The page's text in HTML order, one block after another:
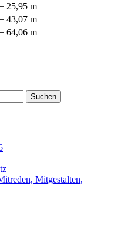
25,95 m
43,07 m
64,06 m
Mitgestalten,